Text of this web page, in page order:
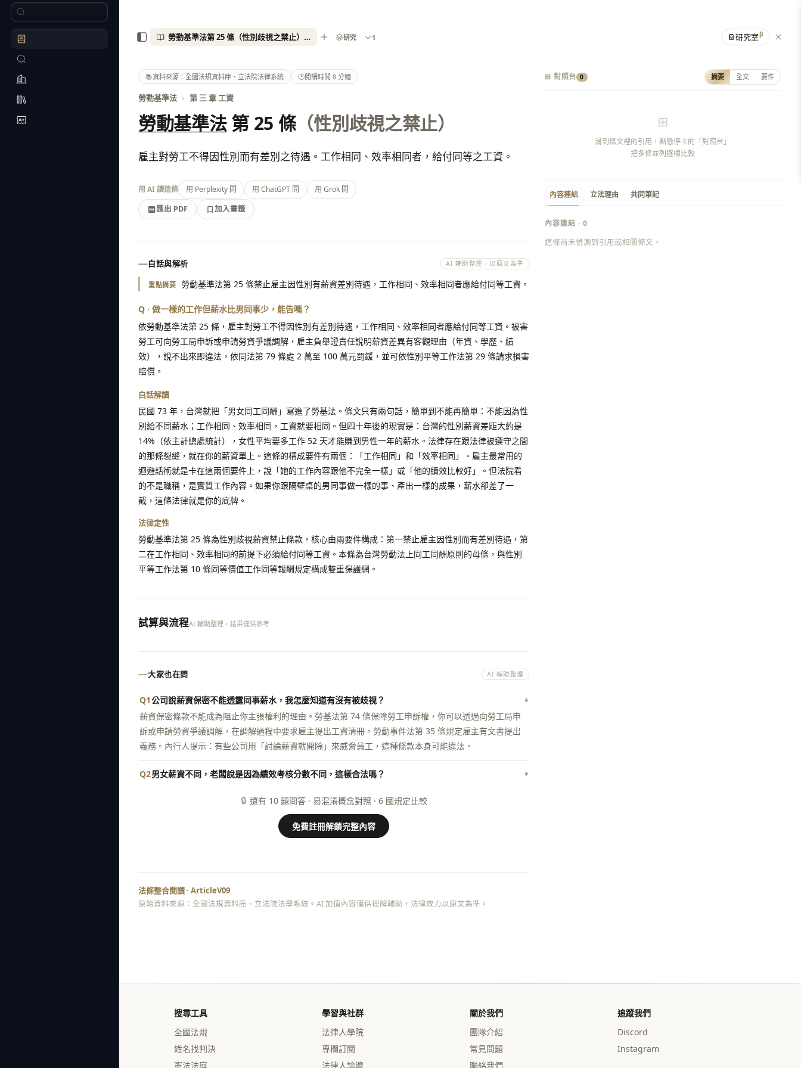
📚資料來源：全國法規資料庫、立法院法律系統 🕑閱讀時間 8 分鐘
勞動基準法 › 第 三 章 工資
勞動基準法第 25 條（性別歧視之禁止）
雇主對勞工不得因性別而有差別之待遇。工作相同、效率相同者，給付同等之工資。
用 AI 讀這條 用 Perplexity 問 用 ChatGPT 問
用 Grok 問
匯出 PDF
加入書籤
匯出 PDF
加入書籤
白話與解析 AI 輔助整理，以原文為準
重點摘要 勞動基準法第 25 條禁止雇主因性別有薪資差別待遇，工作相同、效率相同者應給付同等工資。
Q · 做一樣的工作但薪水比男同事少，能告嗎？
依勞動基準法第 25 條，雇主對勞工不得因性別有差別待遇，工作相同、效率相同者應給付同等工資。被害
勞工可向勞工局申訴或申請勞資爭議調解，雇主負舉證責任說明薪資差異有客觀理由（年資、學歷、績
效），說不出來即違法，依同法第 79 條處 2 萬至 100 萬元罰鍰，並可依性別平等工作法第 29 條請求損害
賠償。
白話解讀
民國 73 年，台灣就把「男女同工同酬」寫進了勞基法。條文只有兩句話，簡單到不能再簡單：不能因為性
別給不同薪水；工作相同、效率相同，工資就要相同。但四十年後的現實是：台灣的性別薪資差距大約是
14%（依主計總處統計），女性平均要多工作 52 天才能賺到男性一年的薪水。法律存在跟法律被遵守之間
的那條裂縫，就在你的薪資單上。這條的構成要件有兩個：「工作相同」和「效率相同」。雇主最常用的
迴避話術就是卡在這兩個要件上，說「她的工作內容跟他不完全一樣」或「他的績效比較好」。但法院看
的不是職稱，是實質工作內容。如果你跟隔壁桌的男同事做一樣的事、產出一樣的成果，薪水卻差了一
截，這條法律就是你的底牌。
法律定性
勞動基準法第 25 條為性別歧視薪資禁止條款，核心由兩要件構成：第一禁止雇主因性別而有差別待遇，第
二在工作相同、效率相同的前提下必須給付同等工資。本條為台灣勞動法上同工同酬原則的母條，與性別
平等工作法第 10 條同等價值工作同等報酬規定構成雙重保護網。
試算與流程AI 輔助整理，結果僅供參考
大家也在問 AI 輔助整理
Q1公司說薪資保密不能透露同事薪水，我怎麼知道有沒有被歧視？ ▾
薪資保密條款不能成為阻止你主張權利的理由。勞基法第 74 條保障勞工申訴權，你可以透過向勞工局申
訴或申請勞資爭議調解，在調解過程中要求雇主提出工資清冊。勞動事件法第 35 條規定雇主有文書提出
義務。內行人提示：有些公司用「討論薪資就開除」來威脅員工，這種條款本身可能違法。
Q2男女薪資不同，老闆說是因為績效考核分數不同，這樣合法嗎？ ▾
🔒 還有 10 題問答 · 易混淆概念對照 · 6 國規定比較
免費註冊解鎖完整內容
法條整合閱讀 · ArticleV09
原始資料來源：全國法規資料庫、立法院法學系統。AI 加值內容僅供理解輔助，法律效力以原文為準。
⊞ 對照台 0 摘要 全文 要件
⊞
滑到條文裡的引用，點懸停卡的「對照台」
把多條並列逐欄比較
內容連結 立法理由 共同筆記
內容連結 · 0
這條尚未偵測到引用或相關條文。
搜尋工具
全國法規
姓名找判決
憲法法庭
學習與社群
法律人學院
專欄訂閱
法律人論壇
關於我們
團隊介紹
常見問題
聯絡我們
追蹤我們
Discord
Instagram
勞動基準法第 25 條（性別歧視之禁止）- 2026 最新全國法規資料庫 研究 1 📔研究室β